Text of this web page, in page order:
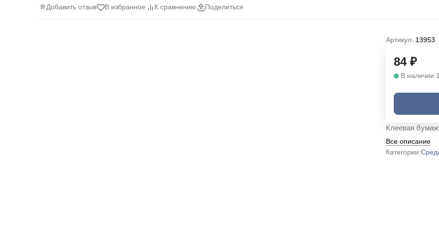
Добавить отзыв В избранное К сравнению Поделиться
Артикул: 13953
84 ₽
В наличии
Клеевая
Все описание
Категории: